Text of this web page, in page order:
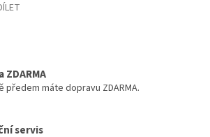
ZDARMA
předem máte dopravu ZDARMA.
servis